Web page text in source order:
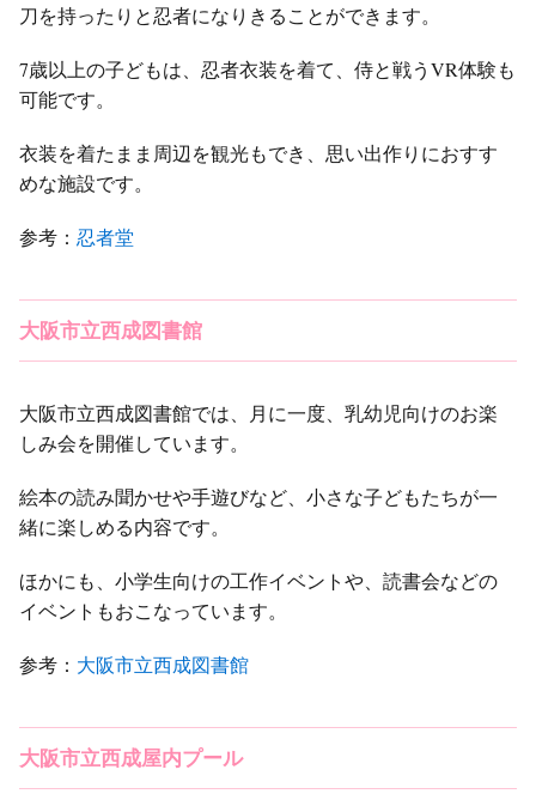
刀を持ったりと忍者になりきることができます。
7歳以上の子どもは、忍者衣装を着て、侍と戦うVR体験も
可能です。
衣装を着たまま周辺を観光もでき、思い出作りにおすす
めな施設です。
参考：忍者堂
大阪市立西成図書館
大阪市立西成図書館では、月に一度、乳幼児向けのお楽
しみ会を開催しています。
絵本の読み聞かせや手遊びなど、小さな子どもたちが一
緒に楽しめる内容です。
ほかにも、小学生向けの工作イベントや、読書会などの
イベントもおこなっています。
参考： 大阪市立西成図書館
大阪市立西成屋内プール